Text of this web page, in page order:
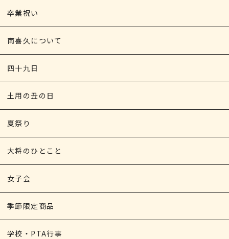
卒業祝い
南喜久について
四十九日
土用の丑の日
夏祭り
大将のひとこと
女子会
季節限定商品
学校・PTA行事